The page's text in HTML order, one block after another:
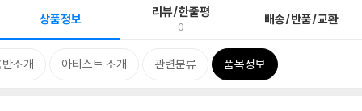
상품정보 리뷰/한줄평
0 배송/반품/교환
소개 아티스트 소개 관련분류 품목정보